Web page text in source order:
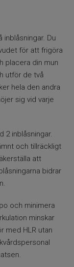
inblåsningar. Du
för att frigöra
placera din mun
utför de två
hela den andra
sig vid varje
2 inblåsningar.
och tillräckligt
att
bidrar
och minimera
minskar
med HLR utan